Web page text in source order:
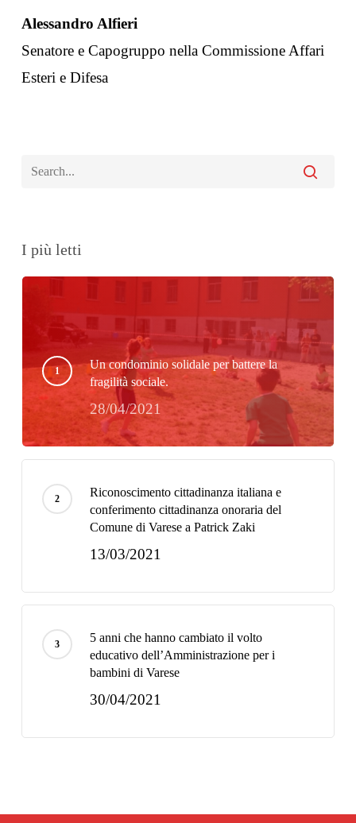
Alessandro Alfieri
Senatore e Capogruppo nella Commissione Affari
Esteri e Difesa
I più letti
Un condominio solidale per battere la
fragilità sociale.
28/04/2021
Riconoscimento cittadinanza italiana e
conferimento cittadinanza onoraria del
Comune di Varese a Patrick Zaki
13/03/2021
5 anni che hanno cambiato il volto
educativo dell’Amministrazione per i
bambini di Varese
30/04/2021